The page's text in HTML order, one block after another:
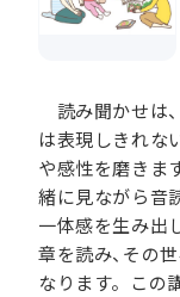
読み聞かせは、
は表現しきれな
や感性を磨きま
緒に見ながら音
一体感を生み出
章を読み、その
なります。この